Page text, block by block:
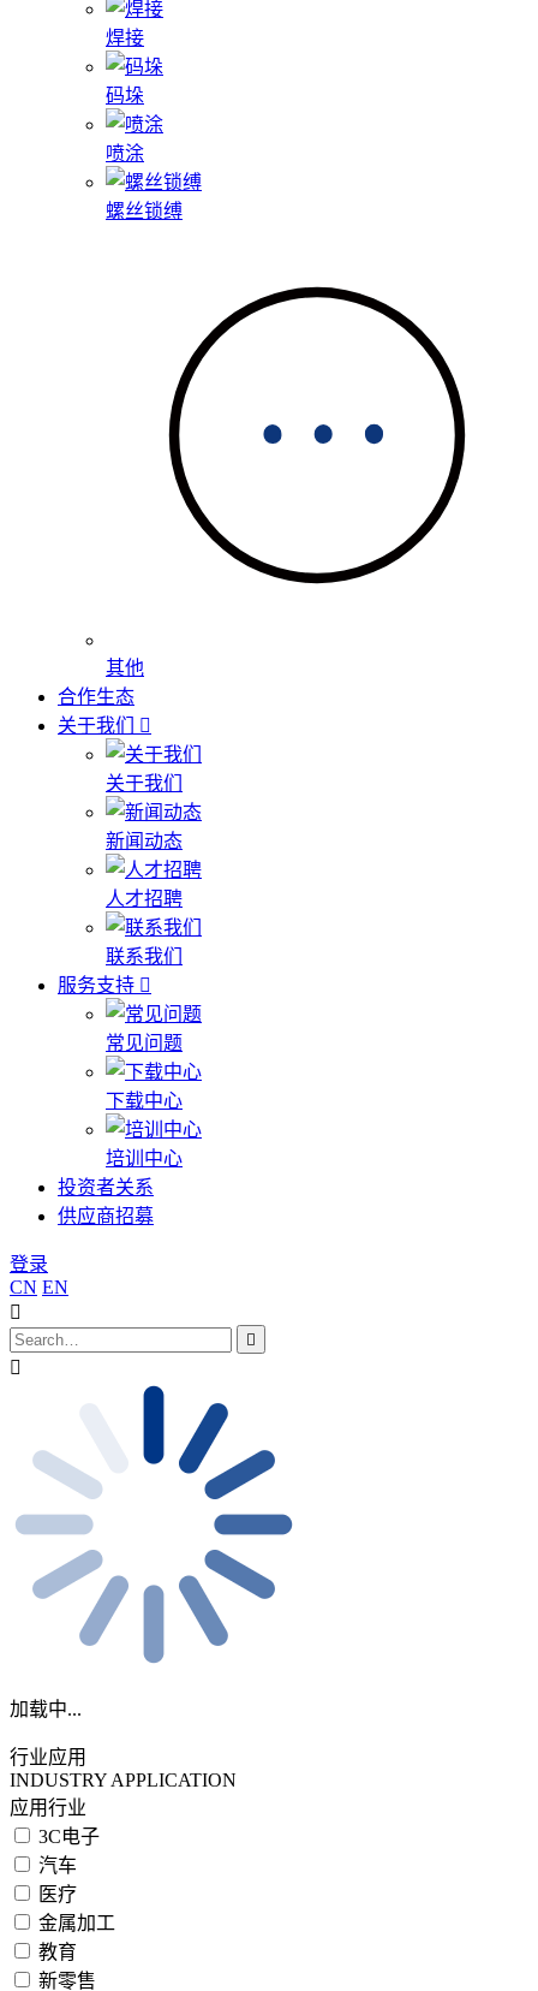
焊接
码垛
喷涂
螺丝锁缚
其他
合作生态
关于我们
关于我们
新闻动态
人才招聘
联系我们
服务支持
常见问题
下载中心
培训中心
投资者关系
供应商招募
登录
CN EN
加载中...
行业应用
INDUSTRY APPLICATION
应用行业
3C电子
汽车
医疗
金属加工
教育
新零售